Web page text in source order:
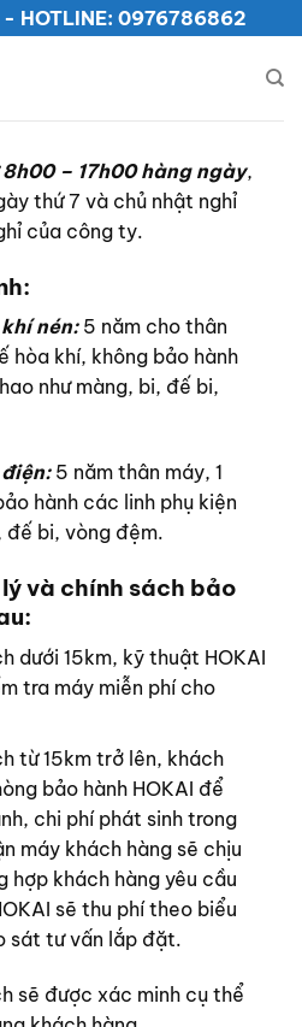
- HOTLINE: 0976786862
– 17h00 hàng ngày,
thứ 7 và chủ nhật nghỉ
của công ty.
nén:5 năm cho thân
hòa khí, không bảo hành
như màng, bi, đế bi,
5 năm thân máy, 1
hành các linh phụ kiện
đế bi, vòng đệm.
và chính sách bảo
dưới 15km, kỹ thuật HOKAI
tra máy miễn phí cho
từ 15km trở lên, khách
bảo hành HOKAI để
chi phí phát sinh trong
máy khách hàng sẽ chịu
hợp khách hàng yêu cầu
sẽ thu phí theo biểu
sát tư vấn lắp đặt.
sẽ được xác minh cụ thể